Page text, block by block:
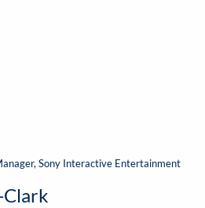
Sony Interactive Entertainment